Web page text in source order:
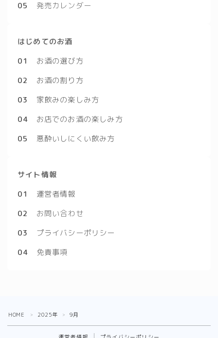
05
発売カレンダー
はじめてのお酒
01
お酒の選び方
02
お酒の割り方
03
家飲みの楽しみ方
04 お店でのお酒の楽しみ方
05
悪酔いしにくい飲み方
サイト情報
01
運営者情報
02
お問い合わせ
03
プライバシーポリシー
04
免責事項
HOME ＞ 2025年 ＞ 9月